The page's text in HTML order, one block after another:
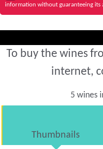
information without guaranteeing its
To buy the wines
internet,
5 wines
Thumbnails